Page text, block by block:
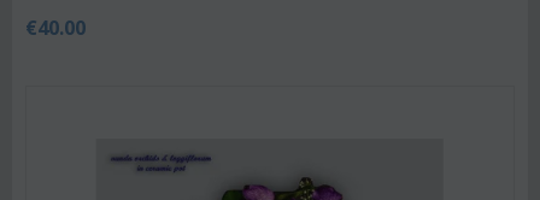
€40.00